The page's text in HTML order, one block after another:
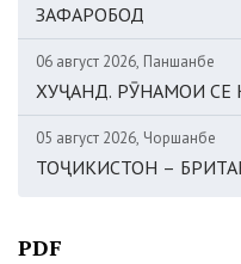
ЗАФАРОБОД
06 август 2026, Панҷшанбе
ХУҶАНД. РӮНАМОИ СЕ
05 август 2026, Чоршанбе
ТОҶИКИСТОН –
PDF